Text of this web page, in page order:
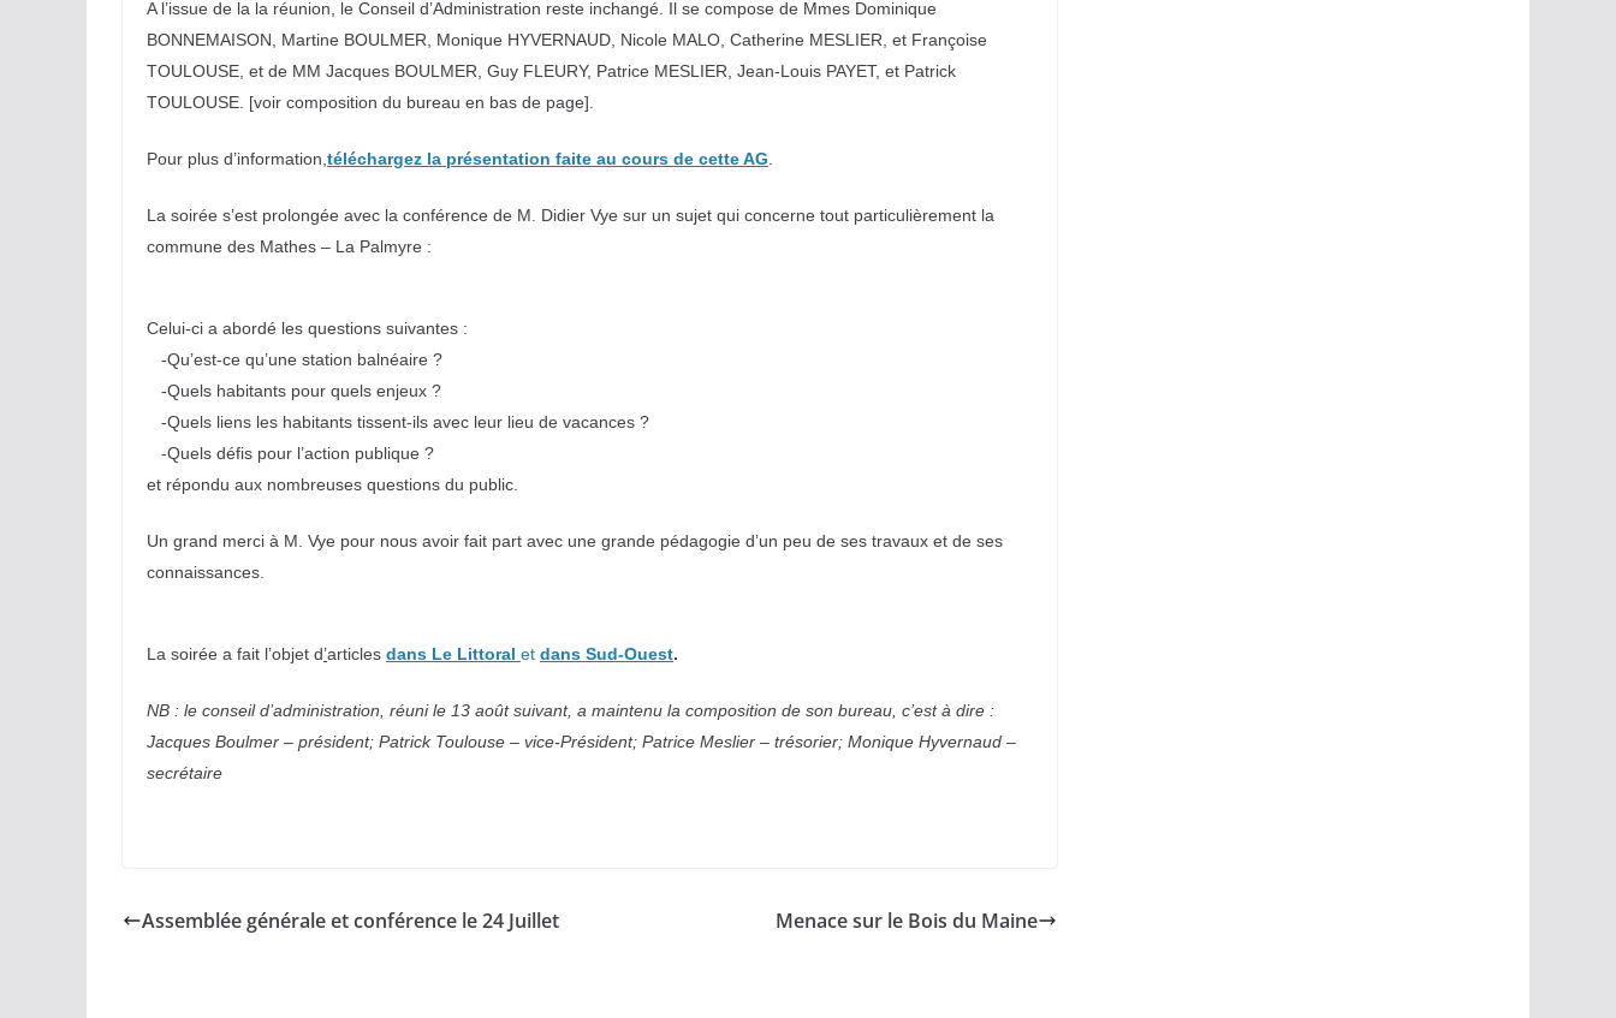
A l’issue de la la réunion, le Conseil d’Administration reste inchangé. Il se compose de Mmes Dominique
BONNEMAISON, Martine BOULMER, Monique HYVERNAUD, Nicole MALO, Catherine MESLIER, et Françoise
TOULOUSE, et de MM Jacques BOULMER, Guy FLEURY, Patrice MESLIER, Jean-Louis PAYET, et Patrick
TOULOUSE. [voir composition du bureau en bas de page].
Pour plus d’information, téléchargez la présentation faite au cours de cette AG
La soirée s’est prolongée avec la conférence de M. Didier Vye sur un sujet qui concerne tout particulièrement la
commune des Mathes – La Palmyre :
Celui-ci a abordé les questions suivantes :
-Qu’est-ce qu’une station balnéaire ?
-Quels habitants pour quels enjeux ?
-Quels liens les habitants tissent-ils avec leur lieu de vacances ?
-Quels défis pour l’action publique ?
et répondu aux nombreuses questions du public.
Un grand merci à M. Vye pour nous avoir fait part avec une grande pédagogie d’un peu de ses travaux et de ses
connaissances.
La soirée a fait l’objet d’articles dans Le Littoral et dans Sud-Ouest.
NB : le conseil d’administration, réuni le 13 août suivant, a maintenu la composition de son bureau, c’est à dire :
Jacques Boulmer – président; Patrick Toulouse – vice-Président; Patrice Meslier – trésorier; Monique Hyvernaud –
secrétaire
Assemblée générale et conférence le 24 Juillet Menace sur le Bois du Maine